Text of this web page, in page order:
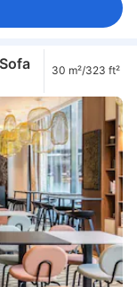
30 m²/323 ft²